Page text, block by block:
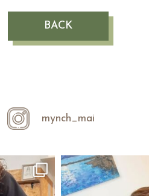
BACK
mynch_mai